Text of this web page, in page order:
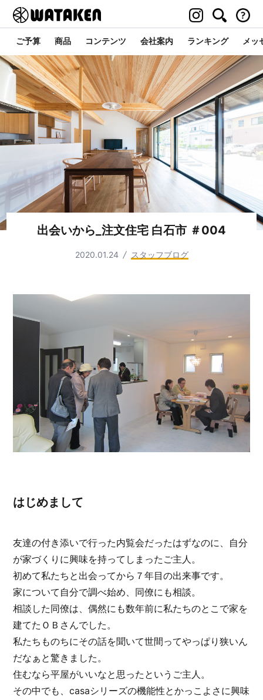
ご予算 商品 コンテンツ 会社案内 ランキング メッ
出会いから_注文住宅 白石市 ＃004
2020.01.24 スタッフブログ
はじめまして
友達の付き添いで行った内覧会だったはずなのに、自分
が家づくりに興味を持ってしまったご主人。
初めて私たちと出会ってから７年目の出来事です。
家について自分で調べ始め、同僚にも相談。
相談した同僚は、偶然にも数年前に私たちのとこで家を
建てたＯＢさんでした。
私たちものちにその話を聞いて世間ってやっぱり狭いん
だなぁと驚きました。
住むなら平屋がいいなと思ったというご主人。
その中でも、casaシリーズの機能性とかっこよさに興味